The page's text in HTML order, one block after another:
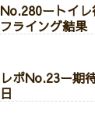
No.280ートイ
フライング結果
レポNo.23ー期
日